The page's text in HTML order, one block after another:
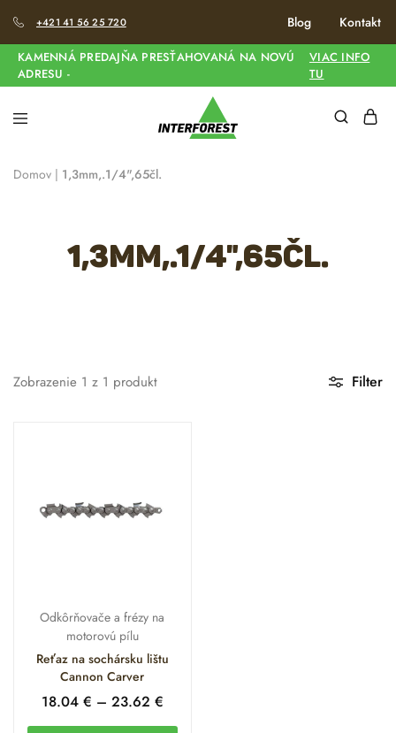
+421 41 56 25 720 Blog Kontakt
KAMENNÁ PREDAJŇA PRESŤAHOVANÁ NA NOVÚ
ADRESU -
VIAC INFO
TU
Domov | 1,3mm,.1/4",65čl.
1,3mm,.1/4",65čl.
Filter
Zobrazenie 1 z 1 produkt
Odkôrňovače a frézy na
motorovú pílu
Reťaz na sochársku lištu
Cannon Carver
18.04 € – 23.62 €